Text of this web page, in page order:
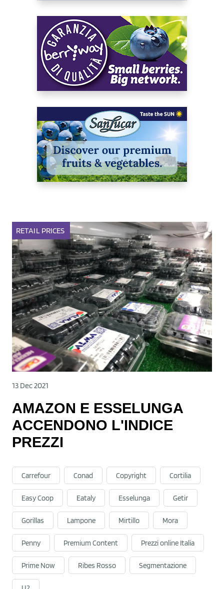
RETAIL PRICES
13 Dec 2021
AMAZON E ESSELUNGA
ACCENDONO L'INDICE
PREZZI
Carrefour Conad Copyright Cortilia
Easy Coop Eataly Esselunga Getir
Gorillas Lampone Mirtillo Mora
Penny Premium Content Prezzi online Italia
Prime Now Ribes Rosso Segmentazione